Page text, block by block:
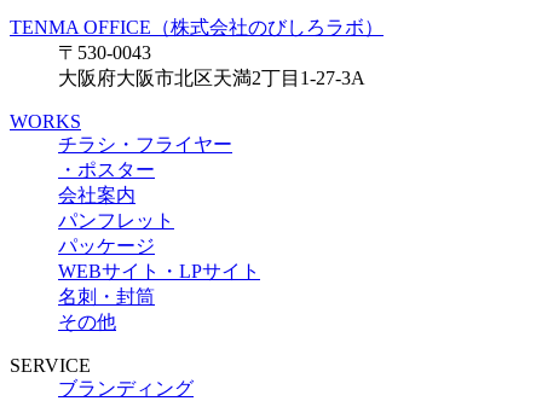
TENMA OFFICE（株式会社のびしろラボ）
〒530-0043
大阪府大阪市北区天満2丁目1-27-3A
WORKS
チラシ・フライヤー
・ポスター
会社案内
パンフレット
パッケージ
WEBサイト・LPサイト
名刺・封筒
その他
SERVICE
ブランディング